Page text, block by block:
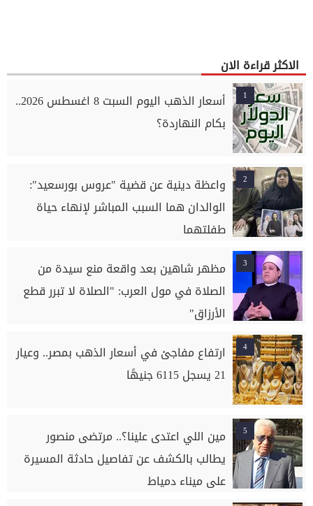
الاكثر قراءة الان
1
أسعار الذهب اليوم السبت 8 اغسطس 2026..
بكام النهاردة؟
2
واعظة دينية عن قضية "عروس بورسعيد":
الوالدان هما السبب المباشر لإنهاء حياة
طفلتهما
3
مظهر شاهين بعد واقعة منع سيدة من
الصلاة في مول العرب: "الصلاة لا تبرر قطع
الأرزاق"
4
ارتفاع مفاجئ في أسعار الذهب بمصر.. وعيار
21 يسجل 6115 جنيهًا
5
مين اللي اعتدى علينا؟.. مرتضى منصور
يطالب بالكشف عن تفاصيل حادثة المسيرة
على ميناء دمياط